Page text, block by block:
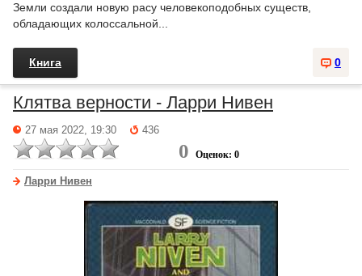
Земли создали новую расу человекоподобных существ,
обладающих колоссальной...
0
Книга
Клятва верности - Ларри Нивен
27 мая 2022, 19:30 436
0 Оценок: 0
Ларри Нивен